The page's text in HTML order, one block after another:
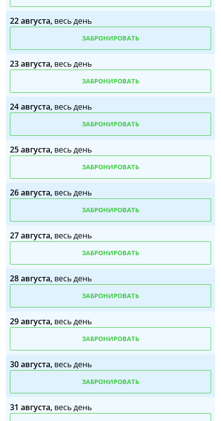
22 августа, весь день
ЗАБРОНИРОВАТЬ
23 августа, весь день
ЗАБРОНИРОВАТЬ
24 августа, весь день
ЗАБРОНИРОВАТЬ
25 августа, весь день
ЗАБРОНИРОВАТЬ
26 августа, весь день
ЗАБРОНИРОВАТЬ
27 августа, весь день
ЗАБРОНИРОВАТЬ
28 августа, весь день
ЗАБРОНИРОВАТЬ
29 августа, весь день
ЗАБРОНИРОВАТЬ
30 августа, весь день
ЗАБРОНИРОВАТЬ
31 августа, весь день